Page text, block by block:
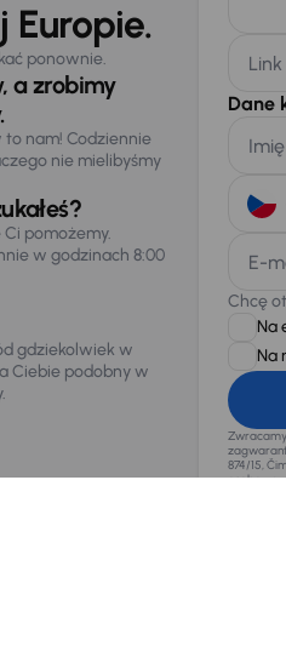
Europie.
ponownie.
a zrobimy
nam! Codziennie
nie mielibyśmy
pomożemy.
w godzinach 8:00
gdziekolwiek w
Ciebie podobny w
Dane
E-
Chcę
Na
Na
874/15,
osobowe